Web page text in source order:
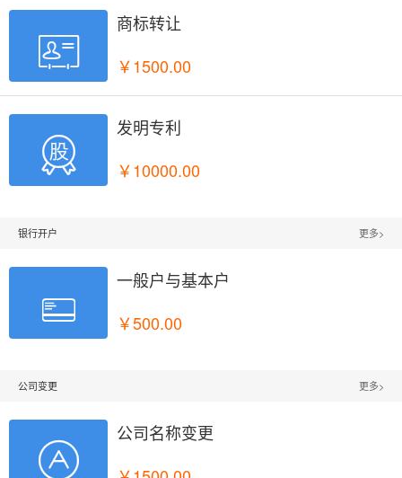

商标转让
￥1500.00

发明专利
￥10000.00
银行开户 更多>

一般户与基本户
￥500.00
公司变更 更多>

公司名称变更